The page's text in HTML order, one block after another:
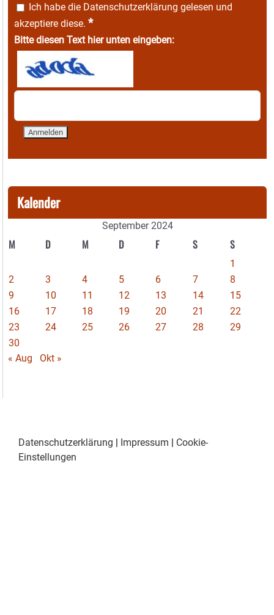
Ich habe die Datenschutzerklärung gelesen und
akzeptiere diese. *
Bitte diesen Text hier unten eingeben:
Kalender
September 2024
M D M D F S S
1
2
3 4 5 6 7
8
9
10 11 12 13 14
15
16
17 18 19 20 21
22
23
24 25 26 27 28
29
30
« Aug
Okt »
Datenschutzerklärung | Impressum | Cookie-
Einstellungen